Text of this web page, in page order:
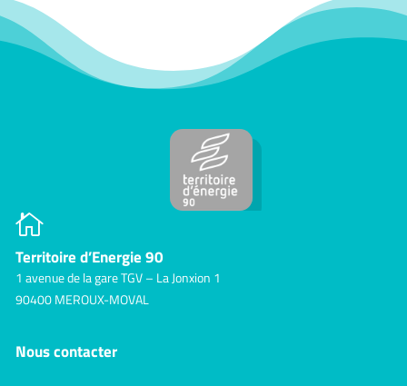

Territoire d’Energie 90
1 avenue de la gare TGV – La Jonxion 1
90400 MEROUX-MOVAL
Nous contacter